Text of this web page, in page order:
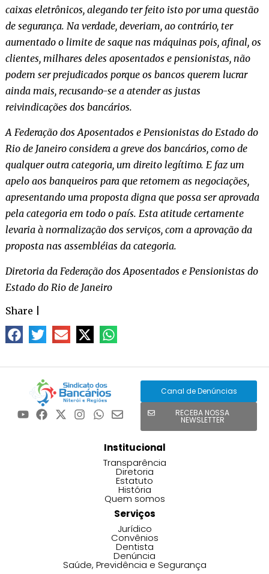
caixas eletrônicos, alegando ter feito isto por uma questão
de segurança. Na verdade, deveriam, ao contrário, ter
aumentado o limite de saque nas máquinas pois, afinal, os
clientes, milhares deles aposentados e pensionistas, não
podem ser prejudicados porque os bancos querem lucrar
ainda mais, recusando-se a atender as justas
reivindicações dos bancários.
A Federação dos Aposentados e Pensionistas do Estado do
Rio de Janeiro considera a greve dos bancários, como de
qualquer outra categoria, um direito legítimo. E faz um
apelo aos banqueiros para que retomem as negociações,
apresentando uma proposta digna que possa ser aprovada
pela categoria em todo o país. Esta atitude certamente
levaria à normalização dos serviços, com a aprovação da
proposta nas assembléias da categoria.
Diretoria da Federação dos Aposentados e Pensionistas do
Estado do Rio de Janeiro
Share
Canal de Denúncias
RECEBA NOSSA
NEWSLETTER
Institucional
Transparência
Diretoria
Estatuto
História
Quem somos
Serviços
Jurídico
Convênios
Dentista
Denúncia
Saúde, Previdência e Segurança